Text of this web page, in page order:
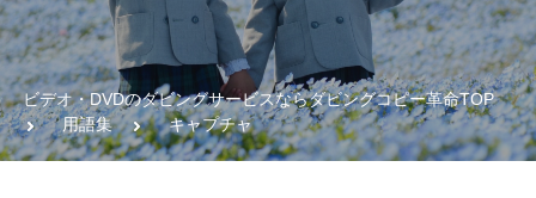
ビデオ・DVDのダビングサービスならダビングコピー革命TOP
用語集
キャプチャ